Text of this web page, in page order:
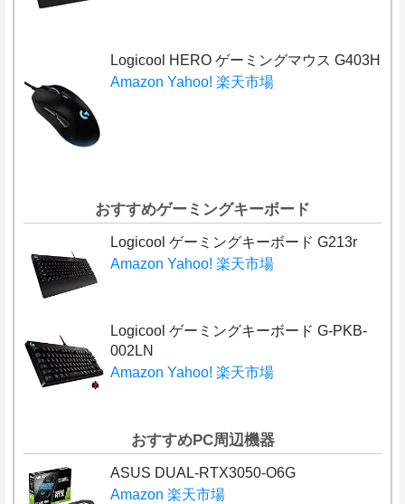
Logicool HERO ゲーミングマウス G403H
Amazon Yahoo! 楽天市場
おすすめゲーミングキーボード
Logicool ゲーミングキーボード G213r
Amazon Yahoo! 楽天市場
Logicool ゲーミングキーボード G-PKB-
002LN
Amazon Yahoo! 楽天市場
おすすめPC周辺機器
ASUS DUAL-RTX3050-O6G
Amazon 楽天市場